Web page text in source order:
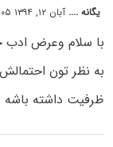
یگانه .... آبان ۱۲, ۱۳۹۴ at ۱۰:۰۵ ب٫ظ
با سلام وعرض
به نظر تون
ظرفیت داشته باشه